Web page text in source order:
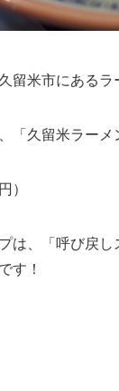
留米市にあるラ
「久留米ラー
）
は、「呼び戻
す！